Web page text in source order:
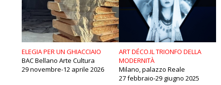
ELEGIA PER UN GHIACCIAIO
BAC Bellano Arte Cultura
29 novembre-12 aprile 2026
ART DÉCO.IL TRIONFO DELLA
MODERNITÀ
Milano, palazzo Reale
27 febbraio-29 giugno 2025